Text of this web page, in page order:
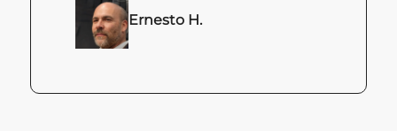
Ernesto H.